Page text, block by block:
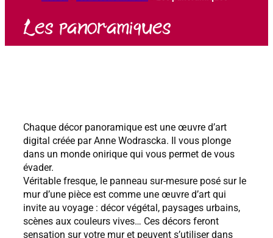
Les panoramiques
Chaque décor panoramique est une œuvre d’art
digital créée par Anne Wodrascka. Il vous plonge
dans un monde onirique qui vous permet de vous
évader.
Véritable fresque, le panneau sur-mesure posé sur le
mur d’une pièce est comme une œuvre d’art qui
invite au voyage : décor végétal, paysages urbains,
scènes aux couleurs vives… Ces décors feront
sensation sur votre mur et peuvent s’utiliser dans